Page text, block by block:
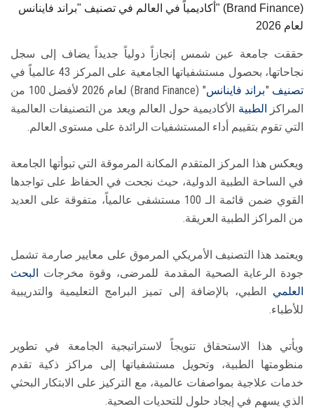
أكاديمياً في العالم في تصنيف "براند فاينانس" (Brand Finance)
لعام 2026
حققت جامعة عين شمس إنجازاً دولياً جديداً يضاف إلى سجل
نجاحاتها، بحصول مستشفياتها الجامعية على المركز 43 عالمياً في
تصنيف "براند فاينانس
" (Brand Finance) لعام 2026 لأفضل 100 من
المراكز
الطبية الأكاديمية حول العالم ويعد من التصنيفات العالمية
التي تقوم بتقييم أداء المستشفيات الرائدة على مستوى العالم.
ويعكس هذا المركز المتقدم المكانة المرموقة التي تبوأتها الجامعة
في الساحة الطبية الدولية، حيث نجحت في الحفاظ على تواجدها
القوي ضمن قائمة الـ 100 مستشفى عالمياً، متفوقة على العديد
من المراكز الطبية العريقة.
ويعتمد هذا التصنيف الأمريكي المرموق على معايير صارمة تشمل
جودة الرعاية الصحية المقدمة للمرضى، وقوة مخرجات
البحث
العلمي الطبي، بالإضافة إلى تميز البرامج التعليمية والتدريبية
للأطباء.
ويأتي هذا الاستحقاق تتويجاً لاستراتيجية الجامعة في تطوير
منظومتها الطبية، وتحويل مستشفياتها إلى مراكز ذكية تقدم
خدمات علاجية بمواصفات عالمية، مع التركيز على الابتكار البحثي
الذي يسهم في إيجاد حلول للتحديات الصحية.